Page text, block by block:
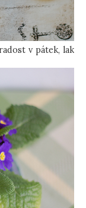
v pátek, lak